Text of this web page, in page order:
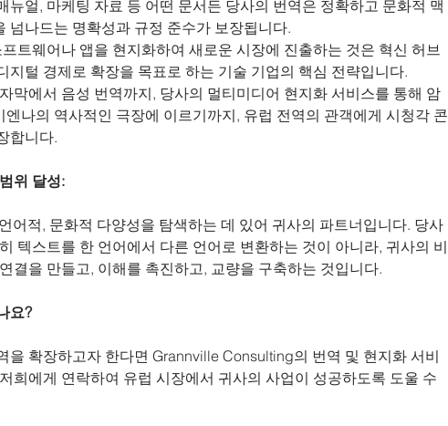
뉴얼, 마케팅 자료 등 어떤 문서든 당사의 번역은 정확하고 문화적 맥
넘나드는 명확성과 규정 준수가 보장됩니다.
트웨어나 앱을 현지화하여 새로운 시장에 진출하는 것은 혁신 허브
지털 경제로 확장을 목표로 하는 기술 기업의 핵심 전략입니다.
막에서 음성 번역까지, 당사의 멀티미디어 현지화 서비스를 통해 암
나의 역사적인 극장에 이르기까지, 유럽 전역의 관객에게 시청각 콘
합니다.
위 달성:
어적, 문화적 다양성을 탐색하는 데 있어 귀사의 파트너입니다. 당사
텍스트를 한 언어에서 다른 언어로 변환하는 것이 아니라, 귀사의 비
결을 만들고, 이해를 촉진하고, 교량을 구축하는 것입니다.
요?
을 확장하고자 한다면 Grannville Consulting의 번역 및 현지화 서비
희에게 연락하여 유럽 시장에서 귀사의 사업이 성공하도록 도울 수